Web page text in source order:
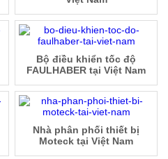
Bộ điều khiển tốc độ
FAULHABER tại Việt Nam
Nhà phân phối thiết bị
Moteck tại Việt Nam